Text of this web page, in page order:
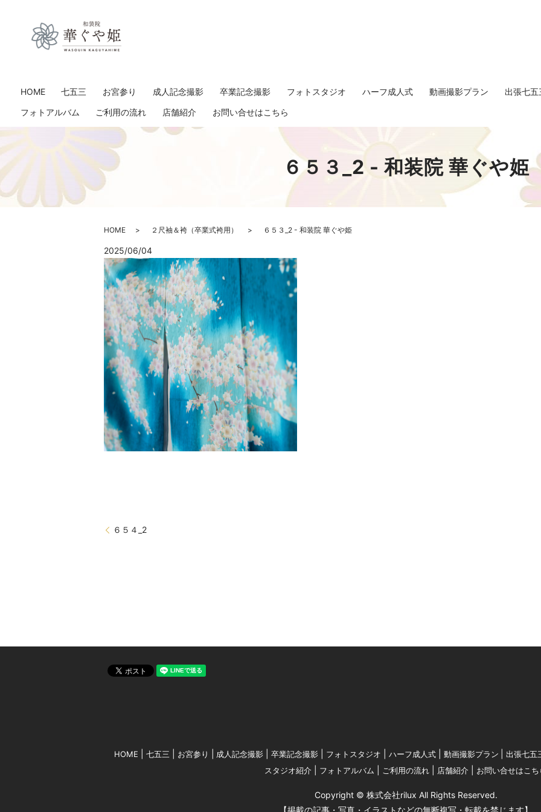
HOME 七五三 お宮参り 成人記念撮影 卒業記念撮影 フォトスタジオ ハーフ成人式 動画撮影プラン 出張七
フォトアルバム
ご利用の流れ 店舗紹介 お問い合せはこちら
６５３_2 - 和装院 華ぐや姫
HOME ２尺袖＆袴（卒業式袴用） ６５３_2 - 和装院 華ぐや姫
2025/06/04
６５４_2
HOME 七五三 お宮参り 成人記念撮影 卒業記念撮影 フォトスタジオ ハーフ成人式 動画撮影プラン 出張七五
スタジオ紹介
フォトアルバム ご利用の流れ 店舗紹介 お問い合せはこち
Copyright © 株式会社rilux All Rights Reserved.
【掲載の記事・写真・イラストなどの無断複写・転載を禁じます】